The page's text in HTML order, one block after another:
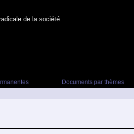
de la société
Documents par thèmes